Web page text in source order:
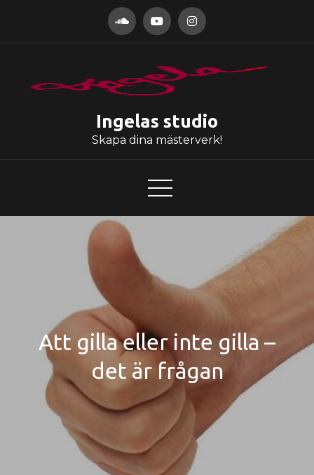
Ingelas studio
Skapa dina mästerverk!
Att gilla eller inte gilla –
det är frågan